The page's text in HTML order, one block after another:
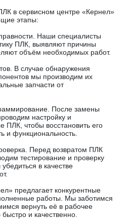
в сервисном центре «Кернел»
этапы:
Наши специалисты
ПЛК, выявляют причины
объём необходимых работ.
В случае обнаружения
мы производим их
запчасти от
После замены
настройку и
ПЛК, чтобы восстановить его
и функциональность.
Перед возвратом ПЛК
тестирование и проверку
в качестве
предлагает конкурентные
работы. Мы заботимся
вернуть её в рабочее
и качественно.